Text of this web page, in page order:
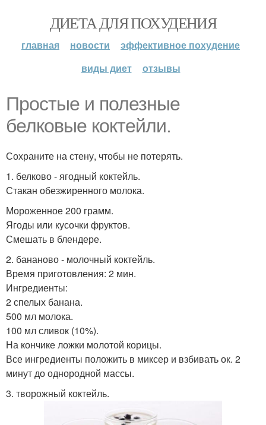
ДИЕТА ДЛЯ ПОХУДЕНИЯ
главная новости
эффективное похудение
виды диет
отзывы
Простые и полезные
белковые коктейли.
Сохраните на стену, чтобы не потерять.
1. белково - ягодный коктейль.
Стакан обезжиренного молока.
Мороженное 200 грамм.
Ягоды или кусочки фруктов.
Смешать в блендере.
2. бананово - молочный коктейль.
Время приготовления: 2 мин.
Ингредиенты:
2 спелых банана.
500 мл молока.
100 мл сливок (10%).
На кончике ложки молотой корицы.
Все ингредиенты положить в миксер и взбивать ок. 2
минут до однородной массы.
3. творожный коктейль.